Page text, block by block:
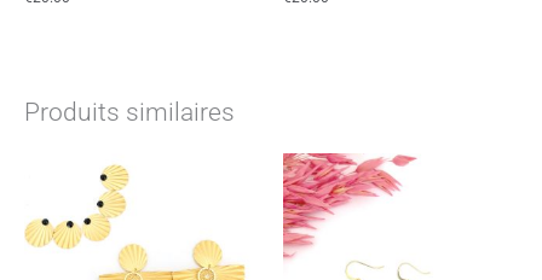
Produits similaires